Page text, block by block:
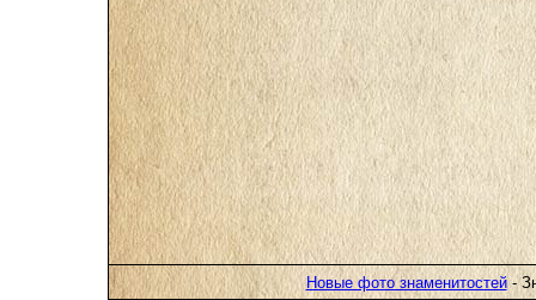
Новые фото знаменитостей-